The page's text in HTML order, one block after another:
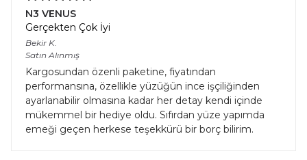
N3 VENUS
Gerçekten Çok İyi
Bekir K.
Satın Alınmış
Kargosundan özenli paketine, fiyatından
performansına, özellikle yüzüğün ince işçiliğinden
ayarlanabilir olmasına kadar her detay kendi içinde
mükemmel bir hediye oldu. Sıfırdan yüze yapımda
emeği geçen herkese teşekkürü bir borç bilirim.